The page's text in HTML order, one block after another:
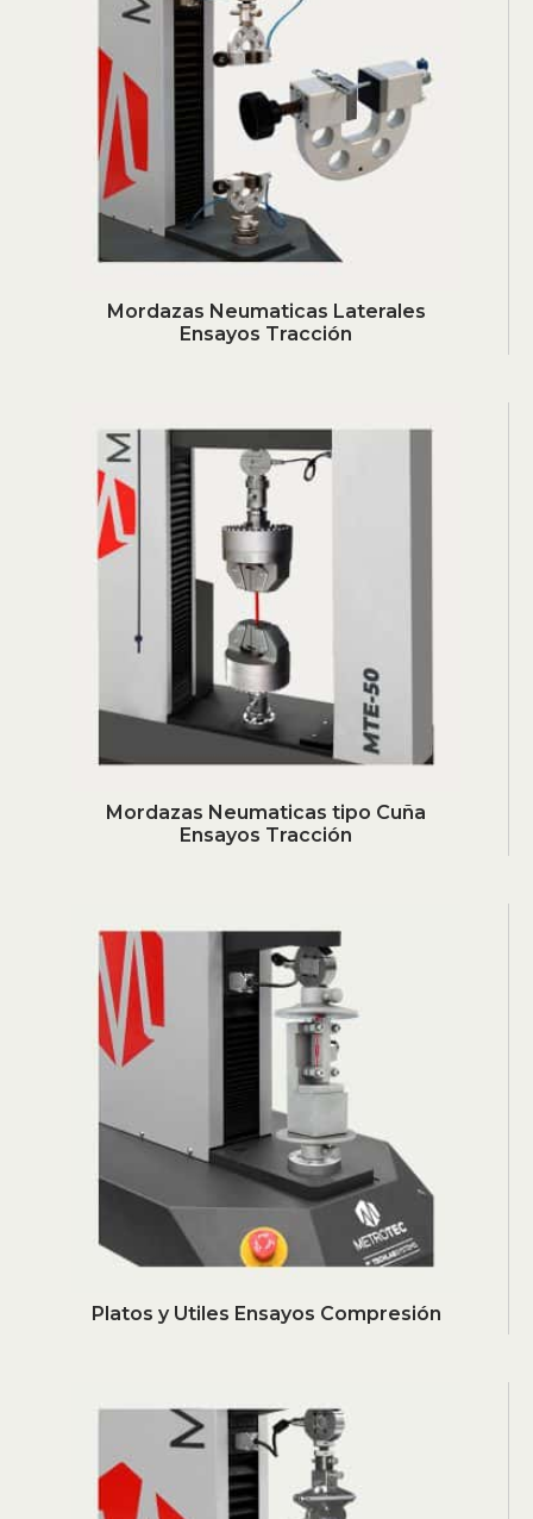
Mordazas Neumaticas Laterales
Ensayos Tracción
Mordazas Neumaticas tipo Cuña
Ensayos Tracción
Platos y Utiles Ensayos Compresión